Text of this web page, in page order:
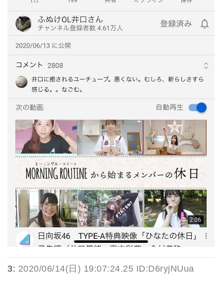
3: 2020/06/14(日) 19:07:24.25 ID:D6ryjNUua